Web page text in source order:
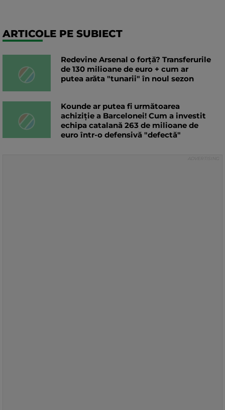
ARTICOLE PE SUBIECT
Redevine Arsenal o forță? Transferurile
de 130 milioane de euro + cum ar
putea arăta "tunarii" în noul sezon
Kounde ar putea fi următoarea
achiziție a Barcelonei! Cum a investit
echipa catalană 263 de milioane de
euro într-o defensivă "defectă"